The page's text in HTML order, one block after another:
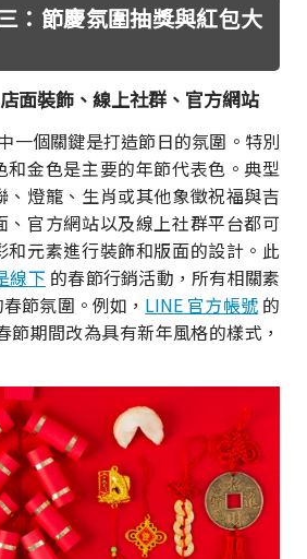
：節慶氛圍抽獎與紅包大
面裝飾、線上社群、官方網站
一個關鍵是打造節日的氛圍。特別
和金色是主要的年節代表色。典型
、燈籠、生肖或其他象徵祝福與吉
、官方網站以及線上社群平台都可
和元素進行裝飾和版面的設計。此
線下 的春節行銷活動，所有相關素
節氛圍。例如， LINE 官方帳號的
節期間改為具有新年風格的樣式，